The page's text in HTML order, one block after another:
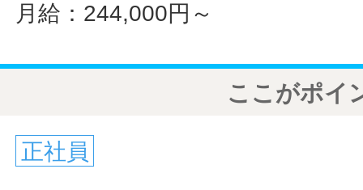
月給：244,000円～
ここがポイ
正社員